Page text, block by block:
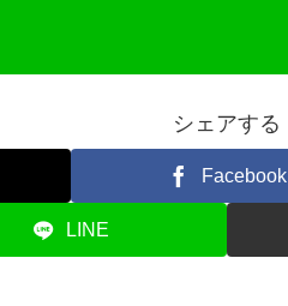
シェアする
Facebook
LINE